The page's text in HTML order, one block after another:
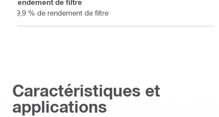
99,9 % de rendement de filtre
Caractéristiques et
applications